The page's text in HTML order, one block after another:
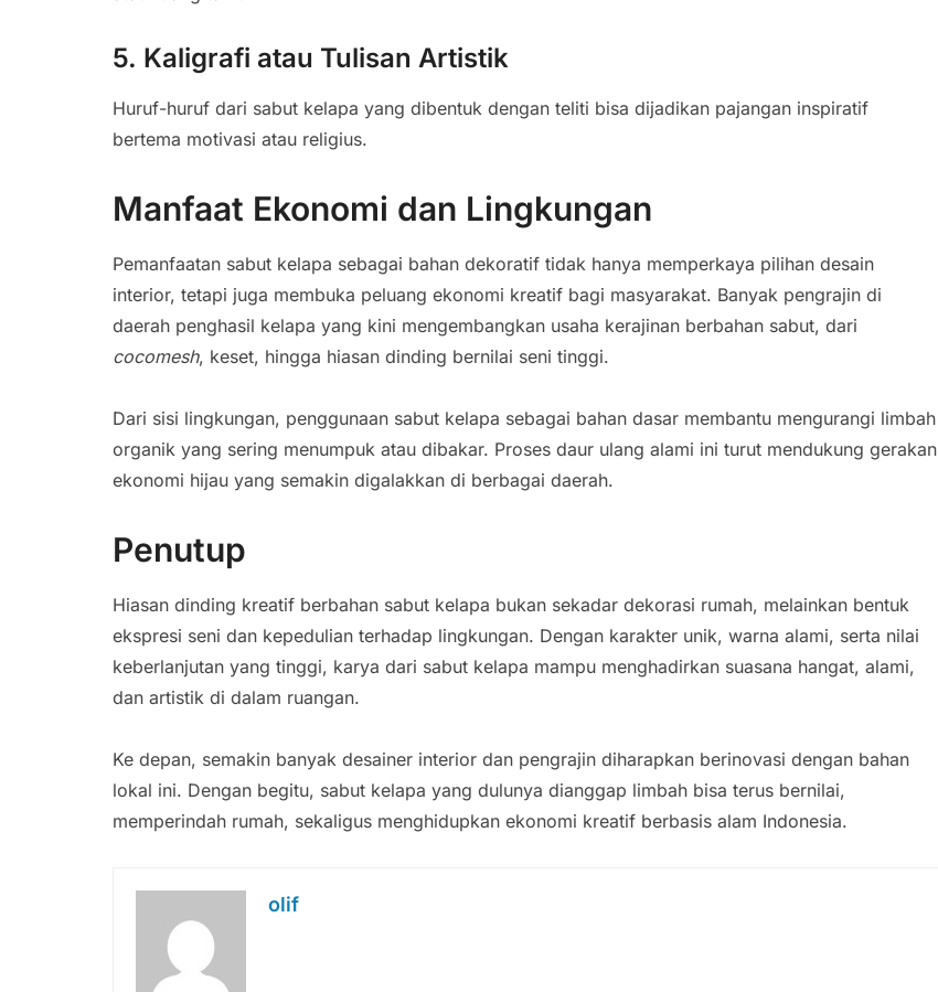
5. Kaligrafi atau Tulisan Artistik
Huruf-huruf dari sabut kelapa yang dibentuk dengan teliti bisa dijadikan pajangan inspiratif
bertema motivasi atau religius.
Manfaat Ekonomi dan Lingkungan
Pemanfaatan sabut kelapa sebagai bahan dekoratif tidak hanya memperkaya pilihan desain
interior, tetapi juga membuka peluang ekonomi kreatif bagi masyarakat. Banyak pengrajin di
daerah penghasil kelapa yang kini mengembangkan usaha kerajinan berbahan sabut, dari
cocomesh, keset, hingga hiasan dinding bernilai seni tinggi.
Dari sisi lingkungan, penggunaan sabut kelapa sebagai bahan dasar membantu mengurangi limbah
organik yang sering menumpuk atau dibakar. Proses daur ulang alami ini turut mendukung gerakan
ekonomi hijau yang semakin digalakkan di berbagai daerah.
Penutup
Hiasan dinding kreatif berbahan sabut kelapa bukan sekadar dekorasi rumah, melainkan bentuk
ekspresi seni dan kepedulian terhadap lingkungan. Dengan karakter unik, warna alami, serta nilai
keberlanjutan yang tinggi, karya dari sabut kelapa mampu menghadirkan suasana hangat, alami,
dan artistik di dalam ruangan.
Ke depan, semakin banyak desainer interior dan pengrajin diharapkan berinovasi dengan bahan
lokal ini. Dengan begitu, sabut kelapa yang dulunya dianggap limbah bisa terus bernilai,
memperindah rumah, sekaligus menghidupkan ekonomi kreatif berbasis alam Indonesia.
olif